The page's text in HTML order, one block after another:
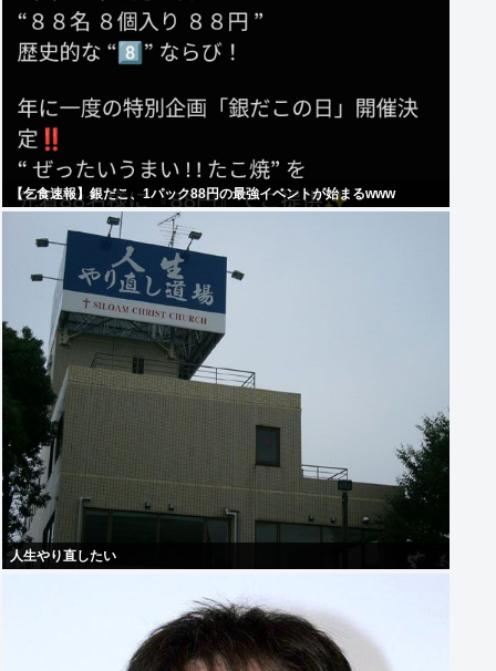
【乞食速報】銀だこ、1パック88円の最強イベントが始まるwww
人生やり直したい